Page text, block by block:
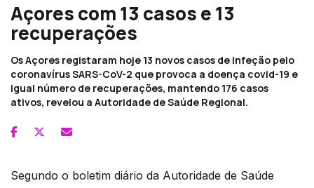
Açores com 13 casos e 13
recuperações
Os Açores registaram hoje 13 novos casos de infeção pelo
coronavírus SARS-CoV-2 que provoca a doença covid-19 e
igual número de recuperações, mantendo 176 casos
ativos, revelou a Autoridade de Saúde Regional.
Segundo o boletim diário da Autoridade de Saúde